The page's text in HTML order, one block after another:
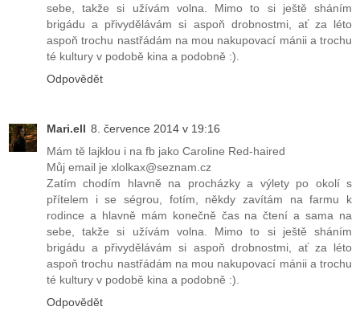
sebe, takže si užívám volna. Mimo to si ještě sháním
brigádu a přivydělávám si aspoň drobnostmi, ať za léto
aspoň trochu nastřádám na mou nakupovací mánii a trochu
té kultury v podobě kina a podobně :).
Odpovědět
Mari.ell 8. července 2014 v 19:16
Mám tě lajklou i na fb jako Caroline Red-haired
Můj email je xlolkax@seznam.cz
Zatím chodím hlavně na procházky a výlety po okolí s
přítelem i se ségrou, fotím, někdy zavítám na farmu k
rodince a hlavně mám konečně čas na čtení a sama na
sebe, takže si užívám volna. Mimo to si ještě sháním
brigádu a přivydělávám si aspoň drobnostmi, ať za léto
aspoň trochu nastřádám na mou nakupovací mánii a trochu
té kultury v podobě kina a podobně :).
Odpovědět